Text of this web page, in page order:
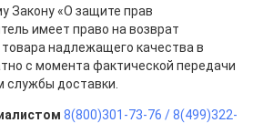
Закону «О защите прав
имеет право на возврат
надлежащего качества в
с момента фактической передачи
службы доставки.
8(800)301-73-76 /8(499)322-